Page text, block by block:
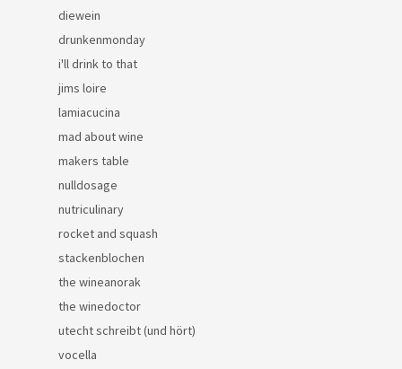
diewein
drunkenmonday
i'll drink to that
jims loire
lamiacucina
mad about wine
makers table
nulldosage
nutriculinary
rocket and squash
stackenblochen
the wineanorak
the winedoctor
utecht schreibt (und hört)
vocella